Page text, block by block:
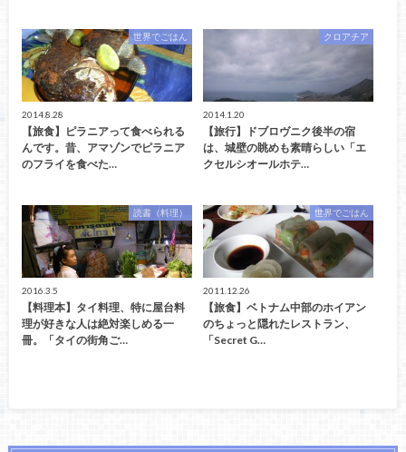
世界でごはん
2014.8.28
【旅食】ピラニアって食べられる
んです。昔、アマゾンでピラニア
のフライを食べた…
クロアチア
2014.1.20
【旅行】ドブロヴニク後半の宿
は、城壁の眺めも素晴らしい「エ
クセルシオールホテ…
読書（料理）
2016.3.5
【料理本】タイ料理、特に屋台料
理が好きな人は絶対楽しめる一
冊。「タイの街角ご…
世界でごはん
2011.12.26
【旅食】ベトナム中部のホイアン
のちょっと隠れたレストラン、
「Secret G…